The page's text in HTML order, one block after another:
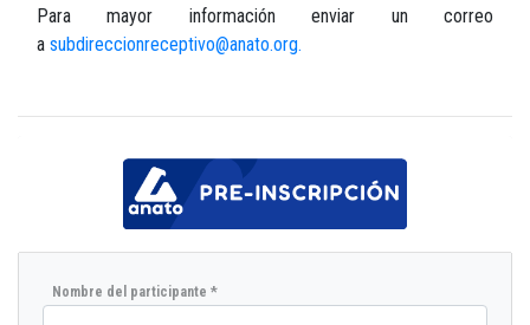
Para mayor información enviar un correo
a subdireccionreceptivo@anato.org.
Nombre del participante *